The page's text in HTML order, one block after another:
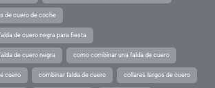
de cuero de coche
de cuero negra para fiesta
de cuero negra como combinar una falda de cuero
cuero combinar falda de cuero collares largos de cuero